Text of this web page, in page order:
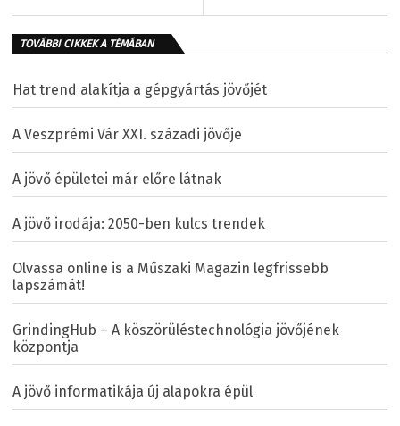
TOVÁBBI CIKKEK A TÉMÁBAN
Hat trend alakítja a gépgyártás jövőjét
A Veszprémi Vár XXI. századi jövője
A jövő épületei már előre látnak
A jövő irodája: 2050-ben kulcs trendek
Olvassa online is a Műszaki Magazin legfrissebb
lapszámát!
GrindingHub – A köszörüléstechnológia jövőjének
központja
A jövő informatikája új alapokra épül